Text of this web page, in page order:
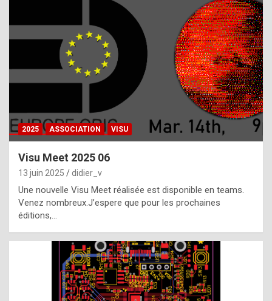
h
a
t
t
e
b
e
s
2025 ASSOCIATION VISU
Visu Meet 2025 06
13 juin 2025 didier_v
Une nouvelle Visu Meet réalisée est disponible en teams.
Venez nombreux.J’espere que pour les prochaines
éditions,…